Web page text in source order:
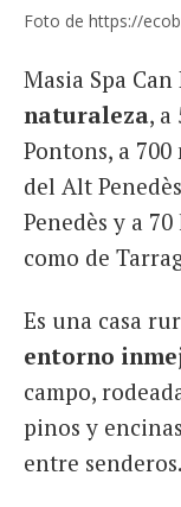
Foto de https://
Masia Spa
naturaleza,
Pontons, a
del Alt
Penedès y a
como de
Es una casa
entorno
campo,
pinos y
entre senderos.